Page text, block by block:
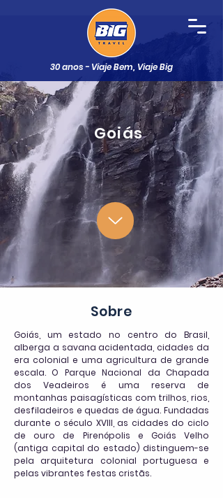
30 anos - Viaje Bem, Viaje Big
Goiás
Sobre
Goiás, um estado no centro do Brasil,
alberga a savana acidentada, cidades da
era colonial e uma agricultura de grande
escala. O Parque Nacional da Chapada
dos Veadeiros é uma reserva de
montanhas paisagísticas com trilhos, rios,
desfiladeiros e quedas de água. Fundadas
durante o século XVIII, as cidades do ciclo
de ouro de Pirenópolis e Goiás Velho
(antiga capital do estado) distinguem-se
pela arquitetura colonial portuguesa e
pelas vibrantes festas cristãs.